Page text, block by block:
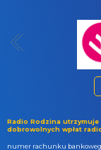
Radio Rodzina utrzymuje
dobrowolnych wpłat
numer rachunku